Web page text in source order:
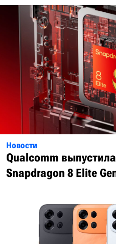
Новости
Qualcomm
Snapdragon 8 Elite